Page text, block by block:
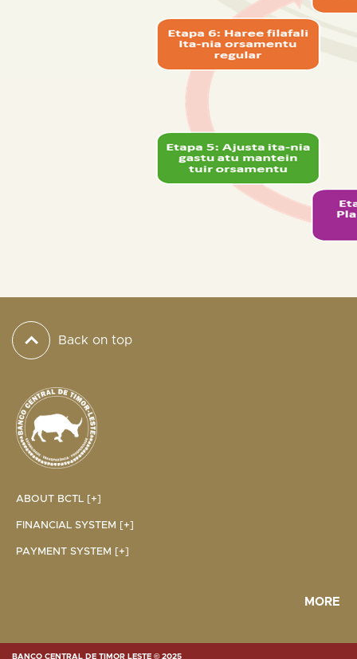
Back on top
ABOUT BCTL [+]
FINANCIAL SYSTEM [+]
PAYMENT SYSTEM [+]
MORE
BANCO CENTRAL DE TIMOR LESTE © 2025